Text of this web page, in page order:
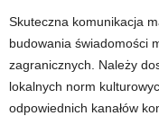
Skuteczna komunikacja
budowania świadomości
zagranicznych. Należy
lokalnych norm
odpowiednich kanałów